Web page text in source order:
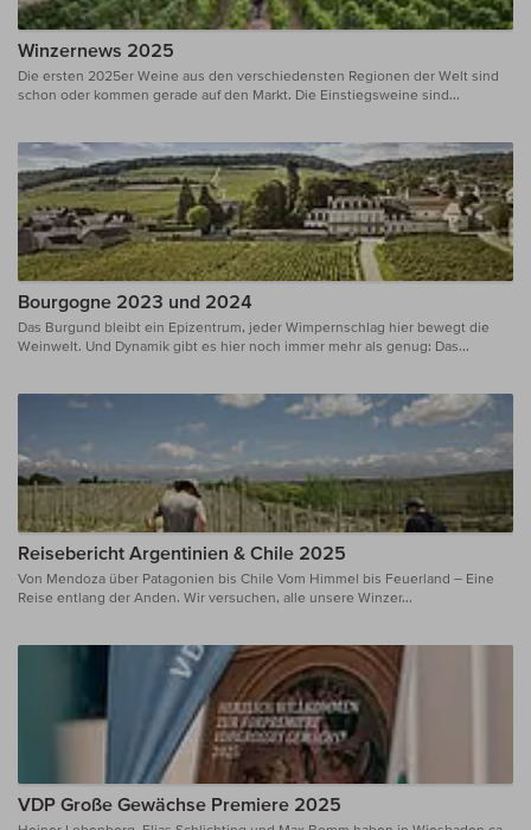
Winzernews 2025
Die ersten 2025er Weine aus den verschiedensten Regionen der Welt sind
schon oder kommen gerade auf den Markt. Die Einstiegsweine sind...
Bourgogne 2023 und 2024
Das Burgund bleibt ein Epizentrum, jeder Wimpernschlag hier bewegt die
Weinwelt. Und Dynamik gibt es hier noch immer mehr als genug: Das...
Reisebericht Argentinien & Chile 2025
Von Mendoza über Patagonien bis Chile Vom Himmel bis Feuerland – Eine
Reise entlang der Anden. Wir versuchen, alle unsere Winzer...
VDP Große Gewächse Premiere 2025